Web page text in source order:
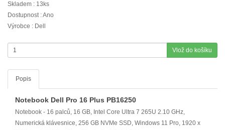
Skladem : 13ks
Dostupnost : Ano
Výrobce : Dell
Vlož do košíku
Popis
Notebook Dell Pro 16 Plus PB16250
Notebook - 16 palců, 16 GB, Intel Core Ultra 7 265U 2.10 GHz,
Numerická klávesnice, 256 GB NVMe SSD, Windows 11 Pro, 1920 x